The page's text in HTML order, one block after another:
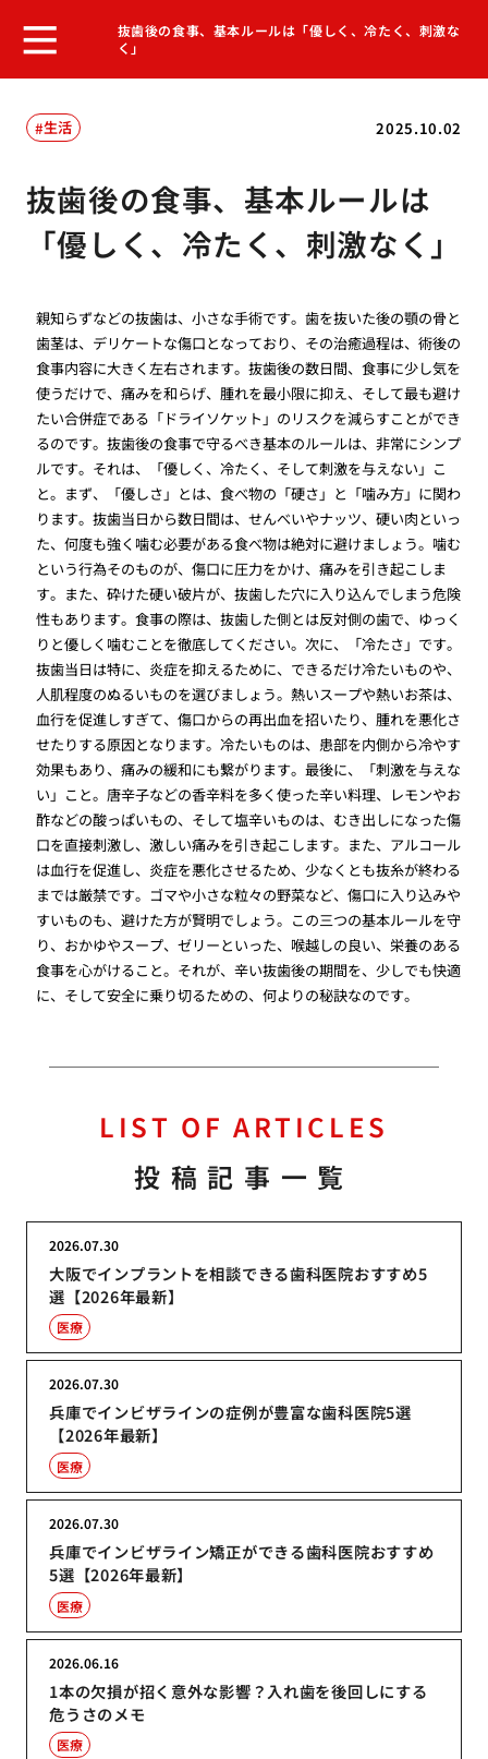
抜歯後の食事、基本ルールは「優しく、冷たく、刺激な
く」
2025.10.02
生活
抜歯後の食事、基本ルールは
「優しく、冷たく、刺激なく」
親知らずなどの抜歯は、小さな手術です。歯を抜いた後の顎の骨と
歯茎は、デリケートな傷口となっており、その治癒過程は、術後の
食事内容に大きく左右されます。抜歯後の数日間、食事に少し気を
使うだけで、痛みを和らげ、腫れを最小限に抑え、そして最も避け
たい合併症である「ドライソケット」のリスクを減らすことができ
るのです。抜歯後の食事で守るべき基本のルールは、非常にシンプ
ルです。それは、「優しく、冷たく、そして刺激を与えない」こ
と。まず、「優しさ」とは、食べ物の「硬さ」と「噛み方」に関わ
ります。抜歯当日から数日間は、せんべいやナッツ、硬い肉といっ
た、何度も強く噛む必要がある食べ物は絶対に避けましょう。噛む
という行為そのものが、傷口に圧力をかけ、痛みを引き起こしま
す。また、砕けた硬い破片が、抜歯した穴に入り込んでしまう危険
性もあります。食事の際は、抜歯した側とは反対側の歯で、ゆっく
りと優しく噛むことを徹底してください。次に、「冷たさ」です。
抜歯当日は特に、炎症を抑えるために、できるだけ冷たいものや、
人肌程度のぬるいものを選びましょう。熱いスープや熱いお茶は、
血行を促進しすぎて、傷口からの再出血を招いたり、腫れを悪化さ
せたりする原因となります。冷たいものは、患部を内側から冷やす
効果もあり、痛みの緩和にも繋がります。最後に、「刺激を与えな
い」こと。唐辛子などの香辛料を多く使った辛い料理、レモンやお
酢などの酸っぱいもの、そして塩辛いものは、むき出しになった傷
口を直接刺激し、激しい痛みを引き起こします。また、アルコール
は血行を促進し、炎症を悪化させるため、少なくとも抜糸が終わる
までは厳禁です。ゴマや小さな粒々の野菜など、傷口に入り込みや
すいものも、避けた方が賢明でしょう。この三つの基本ルールを守
り、おかゆやスープ、ゼリーといった、喉越しの良い、栄養のある
食事を心がけること。それが、辛い抜歯後の期間を、少しでも快適
に、そして安全に乗り切るための、何よりの秘訣なのです。
LIST OF ARTICLES
投稿記事一覧
大阪でインプラントを相談できる歯科医院おすすめ5
選【2026年最新】
2026.07.30
医療
兵庫でインビザラインの症例が豊富な歯科医院5選
【2026年最新】
2026.07.30
医療
兵庫でインビザライン矯正ができる歯科医院おすすめ
5選【2026年最新】
2026.07.30
医療
1本の欠損が招く意外な影響？入れ歯を後回しにする
危うさのメモ
2026.06.16
医療